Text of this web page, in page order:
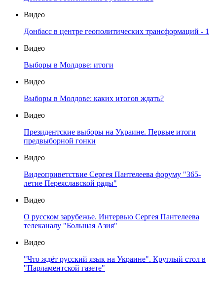
Видео
Донбасс в центре геополитических трансформаций - 1
Видео
Выборы в Молдове: итоги
Видео
Выборы в Молдове: каких итогов ждать?
Видео
Президентские выборы на Украине. Первые итоги
предвыборной гонки
Видео
Видеоприветствие Сергея Пантелеева форуму "365-
летие Переяславской рады"
Видео
О русском зарубежье. Интервью Сергея Пантелеева
телеканалу "Большая Азия"
Видео
"Что ждёт русский язык на Украине". Круглый стол в
"Парламентской газете"